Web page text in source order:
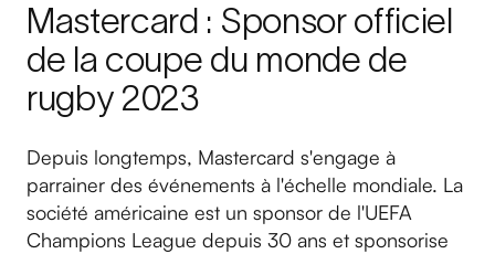
Mastercard : Sponsor officiel
de la coupe du monde de
rugby 2023
Depuis longtemps, Mastercard s'engage à
parrainer des événements à l'échelle mondiale. La
société américaine est un sponsor de l'UEFA
Champions League depuis 30 ans et sponsorise